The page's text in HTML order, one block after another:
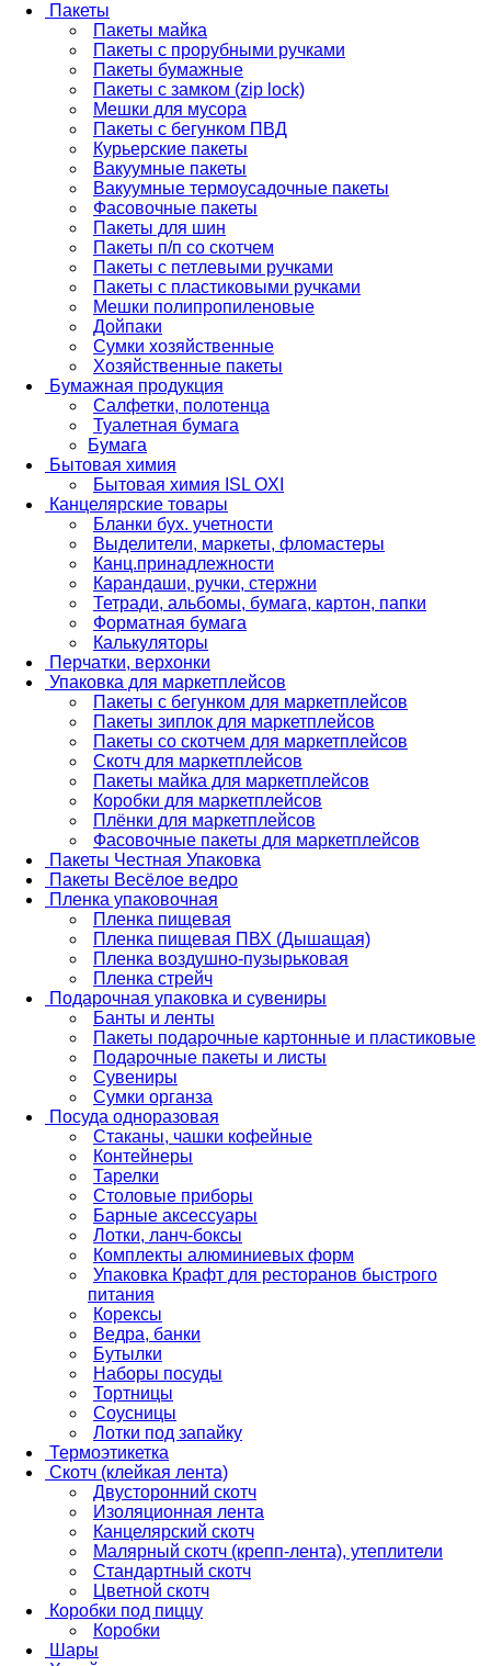
Пакеты
Пакеты майка
Пакеты с прорубными ручками
Пакеты бумажные
Пакеты с замком (zip lock)
Мешки для мусора
Пакеты с бегунком ПВД
Курьерские пакеты
Вакуумные пакеты
Вакуумные термоусадочные пакеты
Фасовочные пакеты
Пакеты для шин
Пакеты п/п со скотчем
Пакеты с петлевыми ручками
Пакеты с пластиковыми ручками
Мешки полипропиленовые
Дойпаки
Сумки хозяйственные
Хозяйственные пакеты
Бумажная продукция
Салфетки, полотенца
Туалетная бумага
Бумага
Бытовая химия
Бытовая химия ISL OXI
Канцелярские товары
Бланки бух. учетности
Выделители, маркеты, фломастеры
Канц.принадлежности
Карандаши, ручки, стержни
Тетради, альбомы, бумага, картон, папки
Форматная бумага
Калькуляторы
Перчатки, верхонки
Упаковка для маркетплейсов
Пакеты с бегунком для маркетплейсов
Пакеты зиплок для маркетплейсов
Пакеты со скотчем для маркетплейсов
Скотч для маркетплейсов
Пакеты майка для маркетплейсов
Коробки для маркетплейсов
Плёнки для маркетплейсов
Фасовочные пакеты для маркетплейсов
Пакеты Честная Упаковка
Пакеты Весёлое ведро
Пленка упаковочная
Пленка пищевая
Пленка пищевая ПВХ (Дышащая)
Пленка воздушно-пузырьковая
Пленка стрейч
Подарочная упаковка и сувениры
Банты и ленты
Пакеты подарочные картонные и пластиковые
Подарочные пакеты и листы
Сувениры
Сумки органза
Посуда одноразовая
Стаканы, чашки кофейные
Контейнеры
Тарелки
Столовые приборы
Барные аксессуары
Лотки, ланч-боксы
Комплекты алюминиевых форм
Упаковка Крафт для ресторанов быстрого
питания
Корексы
Ведра, банки
Бутылки
Наборы посуды
Тортницы
Соусницы
Лотки под запайку
Термоэтикетка
Скотч (клейкая лента)
Двусторонний скотч
Изоляционная лента
Канцелярский скотч
Малярный скотч (крепп-лента), утеплители
Стандартный скотч
Цветной скотч
Коробки под пиццу
Коробки
Шары